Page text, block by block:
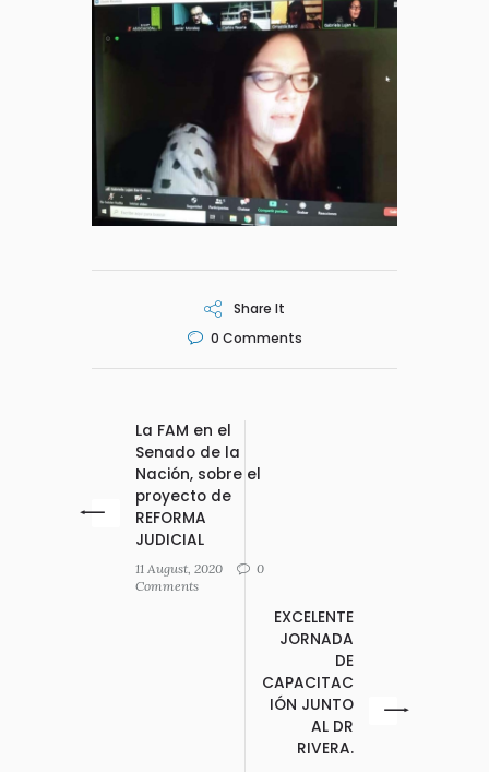
Share It
0 Comments
La FAM en el
Senado de la
Nación, sobre el
proyecto de
REFORMA
JUDICIAL
11 August, 2020
0
Comments
EXCELENTE
JORNADA
DE
CAPACITAC
IÓN JUNTO
AL DR
RIVERA.